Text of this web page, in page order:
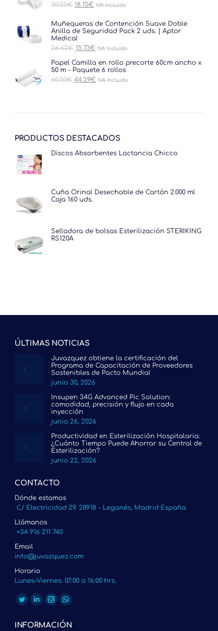
30.25€ El
era:
30.25€.
18.15€ El
es:
18.15€.
IVA Incluido
Muñequeras de Contención Suave Doble
Anilla de Seguridad Pack 2 uds. | Aptor
Medical
26.62€ El
original
era:
26.62€.
15.73€ El
actual
es:
15.73€.
IVA Incluido
Papel Camilla en rollo precorte 60cm ancho x
50 m - Paquete 6 rollos
60.50€ El
44.29€ El
IVA Incluido
PRODUCTOS DESTACADOS
Discos Absorbentes Lactancia Chicco
Cuña Orinal Desechable de Cartón 2.000 ml
Caja 160 uds.
Selladora de bolsas Esterilización STERIKING
RS120A
ÚLTIMAS NOTICIAS
Juvazquez obtiene la certificación del
Programa de Capacitación de Proveedores
Sostenibles de Pacto Mundial
junio 30, 2026
Insupen 34G Advanced Pic Solution:
comodidad, precisión y flujo en cada
inyección
junio 26, 2026
Productividad en Esterilización Hospitalaria:
¿Cuánto Tiempo Puede Ahorrar su Central de
Esterilización?
junio 22, 2026
CONTACTO
Dónde estamos
C/ Electricidad 29. 28918 - Leganés, Madrid España
Llámanos
+34 916 211 740
Email
info@juvazquez.com
Horario
Lunes-Viernes: 07:00 a 16:00 hrs.
Encuéntranos en:
TwitterLinkedinInstagramWhatsapp
INFORMACIÓN